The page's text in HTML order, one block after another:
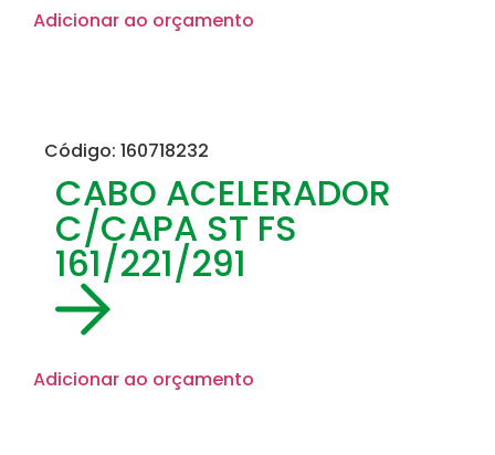
Adicionar ao orçamento
Código: 160718232
CABO ACELERADOR
C/CAPA ST FS
161/221/291
Adicionar ao orçamento